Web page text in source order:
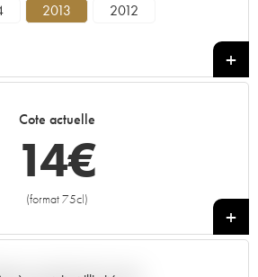
2013 2012
Cote actuelle
14€
(format 75cl)
+